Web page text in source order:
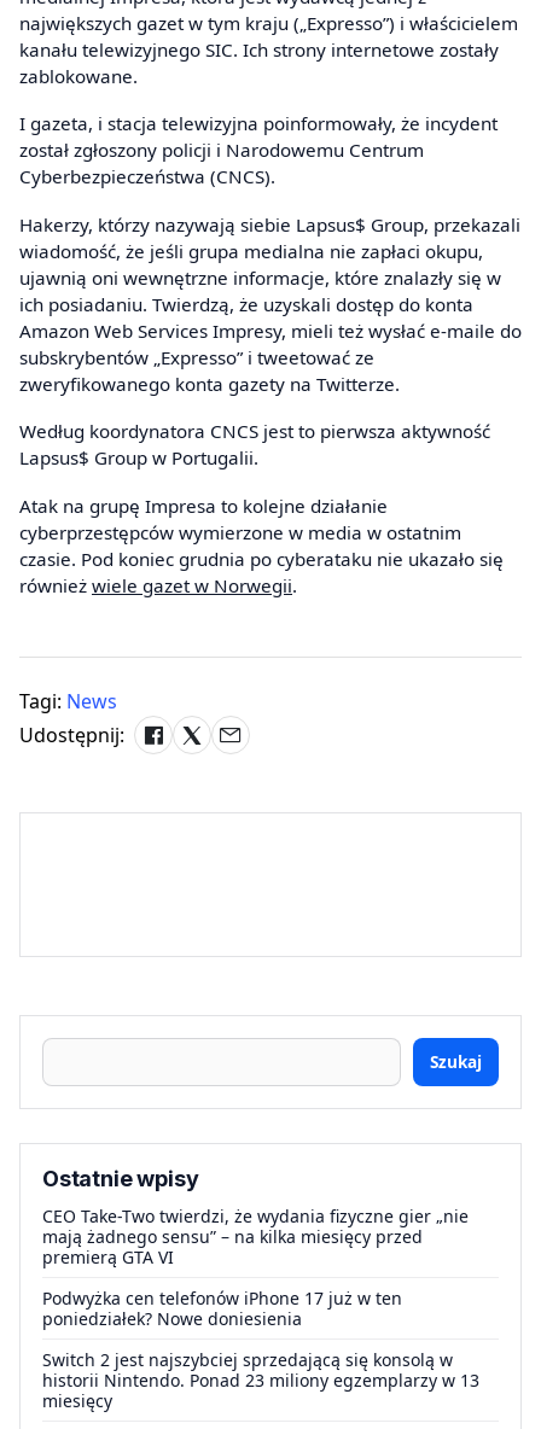
największych gazet w tym kraju („Expresso”) i właścicielem
kanału telewizyjnego SIC. Ich strony internetowe zostały
zablokowane.
I gazeta, i stacja telewizyjna poinformowały, że incydent
został zgłoszony policji i Narodowemu Centrum
Cyberbezpieczeństwa (CNCS).
Hakerzy, którzy nazywają siebie Lapsus$ Group, przekazali
wiadomość, że jeśli grupa medialna nie zapłaci okupu,
ujawnią oni wewnętrzne informacje, które znalazły się w
ich posiadaniu. Twierdzą, że uzyskali dostęp do konta
Amazon Web Services Impresy, mieli też wysłać e-maile do
subskrybentów „Expresso” i tweetować ze
zweryfikowanego konta gazety na Twitterze.
Według koordynatora CNCS jest to pierwsza aktywność
Lapsus$ Group w Portugalii.
Atak na grupę Impresa to kolejne działanie
cyberprzestępców wymierzone w media w ostatnim
czasie. Pod koniec grudnia po cyberataku nie ukazało się
również wiele gazet w Norwegii.
Tagi: News
Udostępnij:
Szukaj
Ostatnie wpisy
CEO Take-Two twierdzi, że wydania fizyczne gier „nie
mają żadnego sensu” – na kilka miesięcy przed
premierą GTA VI
Podwyżka cen telefonów iPhone 17 już w ten
poniedziałek? Nowe doniesienia
Switch 2 jest najszybciej sprzedającą się konsolą w
historii Nintendo. Ponad 23 miliony egzemplarzy w 13
miesięcy